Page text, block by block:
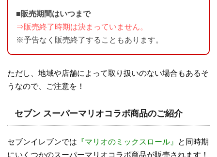
■販売期間はいつまで
⇒販売終了時期は決まっていません。
※予告なく販売終了することもあります。
ただし、地域や店舗によって取り扱いのない場合もあるそ
うなので、ご注意を！
セブン スーパーマリオコラボ商品のご紹介
セブンイレブンでは 『マリオのミックスロール』
と同時期
にいくつかのスーパーマリオコラボ商品が販売されます！